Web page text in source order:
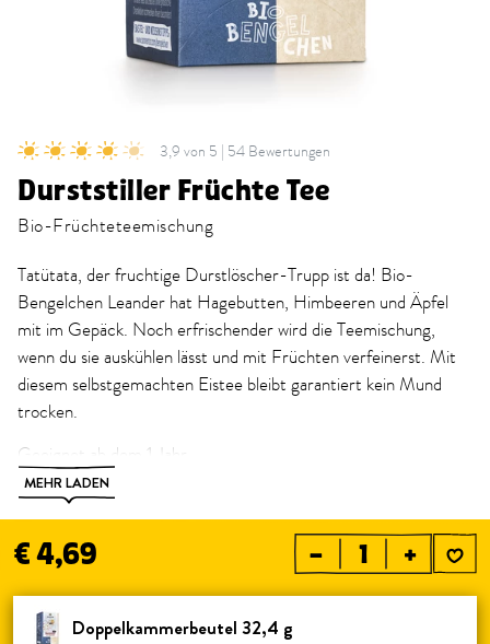
3,9 von 5 | 54 Bewertungen
Durststiller Früchte Tee
Bio-Früchteteemischung
Tatütata, der fruchtige Durstlöscher-Trupp ist da! Bio-
Bengelchen Leander hat Hagebutten, Himbeeren und Äpfel
mit im Gepäck. Noch erfrischender wird die Teemischung,
wenn du sie auskühlen lässt und mit Früchten verfeinerst. Mit
diesem selbstgemachten Eistee bleibt garantiert kein Mund
trocken.
Geeignet ab dem 1 Jahr.
Hier geht’s zur Bio-Bengelchen Welt:
www.sonnentor.com/bengelchen
MEHR LADEN
€ 4,69 – +
Doppelkammerbeutel 32,4 g